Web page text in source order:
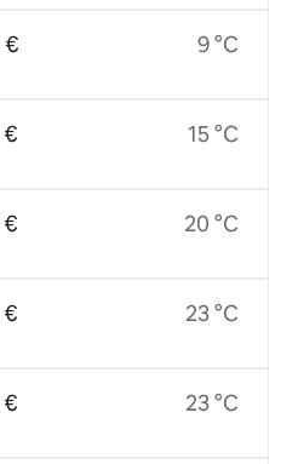
€
€
€
€
€
9 °C
15 °C
20 °C
23 °C
23 °C